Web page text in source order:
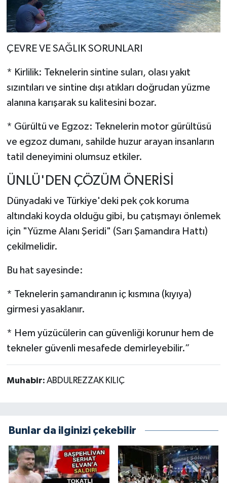
ÇEVRE VE SAĞLIK SORUNLARI
* Kirlilik: Teknelerin sintine suları, olası yakıt
sızıntıları ve sintine dışı atıkları doğrudan yüzme
alanına karışarak su kalitesini bozar.
* Gürültü ve Egzoz: Teknelerin motor gürültüsü
ve egzoz dumanı, sahilde huzur arayan insanların
tatil deneyimini olumsuz etkiler.
ÜNLÜ'DEN ÇÖZÜM ÖNERİSİ
Dünyadaki ve Türkiye'deki pek çok koruma
altındaki koyda olduğu gibi, bu çatışmayı önlemek
için "Yüzme Alanı Şeridi" (Sarı Şamandıra Hattı)
çekilmelidir.
Bu hat sayesinde:
* Teknelerin şamandıranın iç kısmına (kıyıya)
girmesi yasaklanır.
* Hem yüzücülerin can güvenliği korunur hem de
tekneler güvenli mesafede demirleyebilir.”
Muhabir: ABDULREZZAK KILIÇ
Bunlar da ilginizi çekebilir